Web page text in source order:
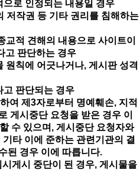
로 인정되는 내용일 경우
작권 등 기타 권리를 침해하는
적 견해의 내용으로 사이트이
고 판단하는 경우
칙에 어긋나거나, 게시판 성격
판단되는 경우
여 제3자로부터 명예훼손, 지적
게시중단 요청을 받은 경우 이
수 있으며, 게시중단 요청자와
타 이에 준하는 관련기관의 결
된 경우 이에 따릅니다.
게시 중단이 된 경우, 게시물을